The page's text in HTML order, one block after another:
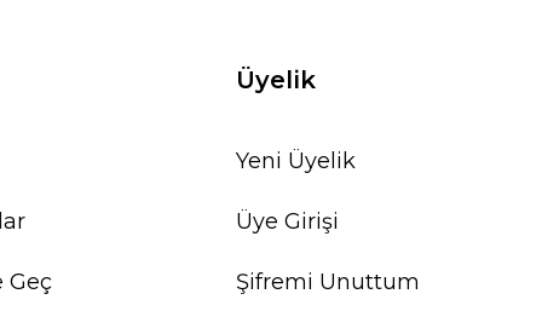
Geç
Üyelik
Yeni Üyelik
Üye Girişi
Şifremi Unuttum